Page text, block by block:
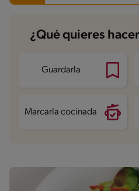
Carbohidratos 21.9 g
Energía 256.2 kcal
Proteína
Grasas saturadas 2.7 g
¿Qué quieres
Guardarla
Marcarla cocinada